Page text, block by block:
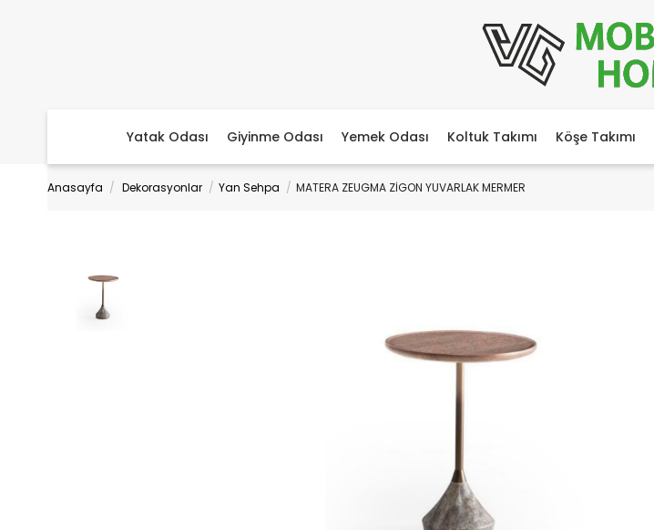
Yatak Odası Giyinme Odası Yemek Odası Koltuk Takımı Köşe Takımı
Anasayfa Dekorasyonlar Yan Sehpa MATERA ZEUGMA ZİGON YUVARLAK MERMER